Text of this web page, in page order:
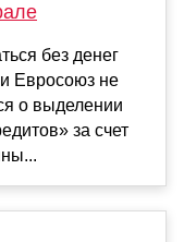
без денег
Евросоюз не
о выделении
за счет